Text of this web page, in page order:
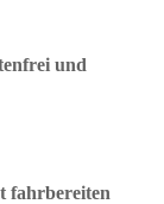
und
fahrbereiten